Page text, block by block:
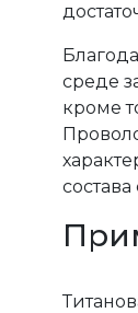
среде
кроме